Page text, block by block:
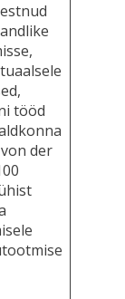
tööd
der